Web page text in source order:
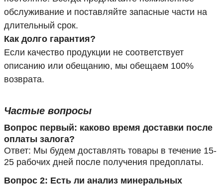
обслуживание и поставляйте запасные части на
длительный срок.
Как долго гарантия?
Если качество продукции не соответствует
описанию или обещанию, мы обещаем 100%
возврата.
Частые вопросы
Вопрос первый: каково время доставки после
оплаты залога?
Ответ: Мы будем доставлять товары в течение 15-
25 рабочих дней после получения предоплаты.
Вопрос 2: Есть ли анализ минеральных